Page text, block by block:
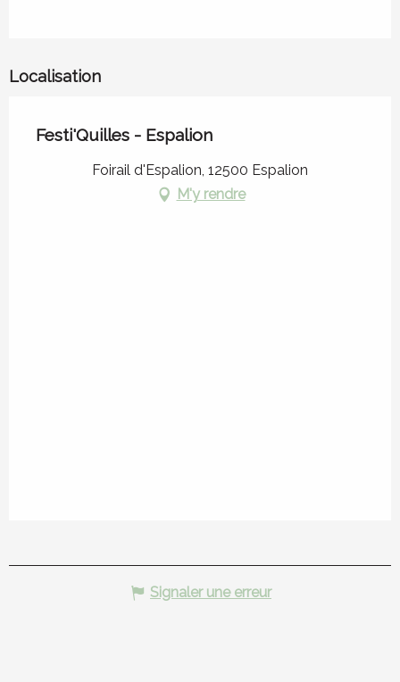
Localisation
Festi'Quilles - Espalion
Foirail d'Espalion, 12500 Espalion
M'y rendre
Signaler une erreur